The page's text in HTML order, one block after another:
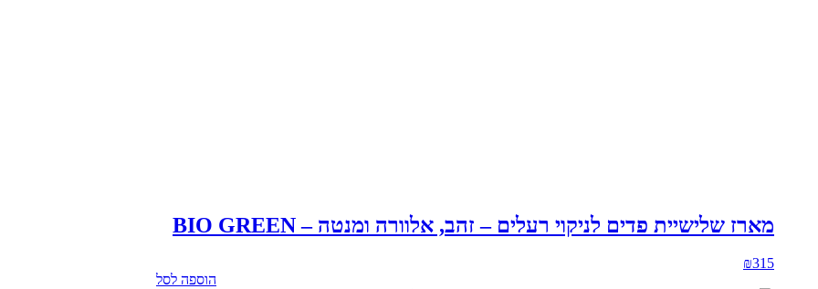
מארז שלישיית פדים לניקוי רעלים – זהב, אלוורה ומנטה – BIO GREEN
₪315
הוספה לסל